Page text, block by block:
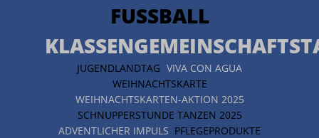
FUSSBALL
JUGENDLANDTAG VIVA CON AGUA
WEIHNACHTSKARTE
WEIHNACHTSKARTEN-AKTION 2025
SCHNUPPERSTUNDE TANZEN 2025
ADVENTLICHER IMPULS PFLEGEPRODUKTE